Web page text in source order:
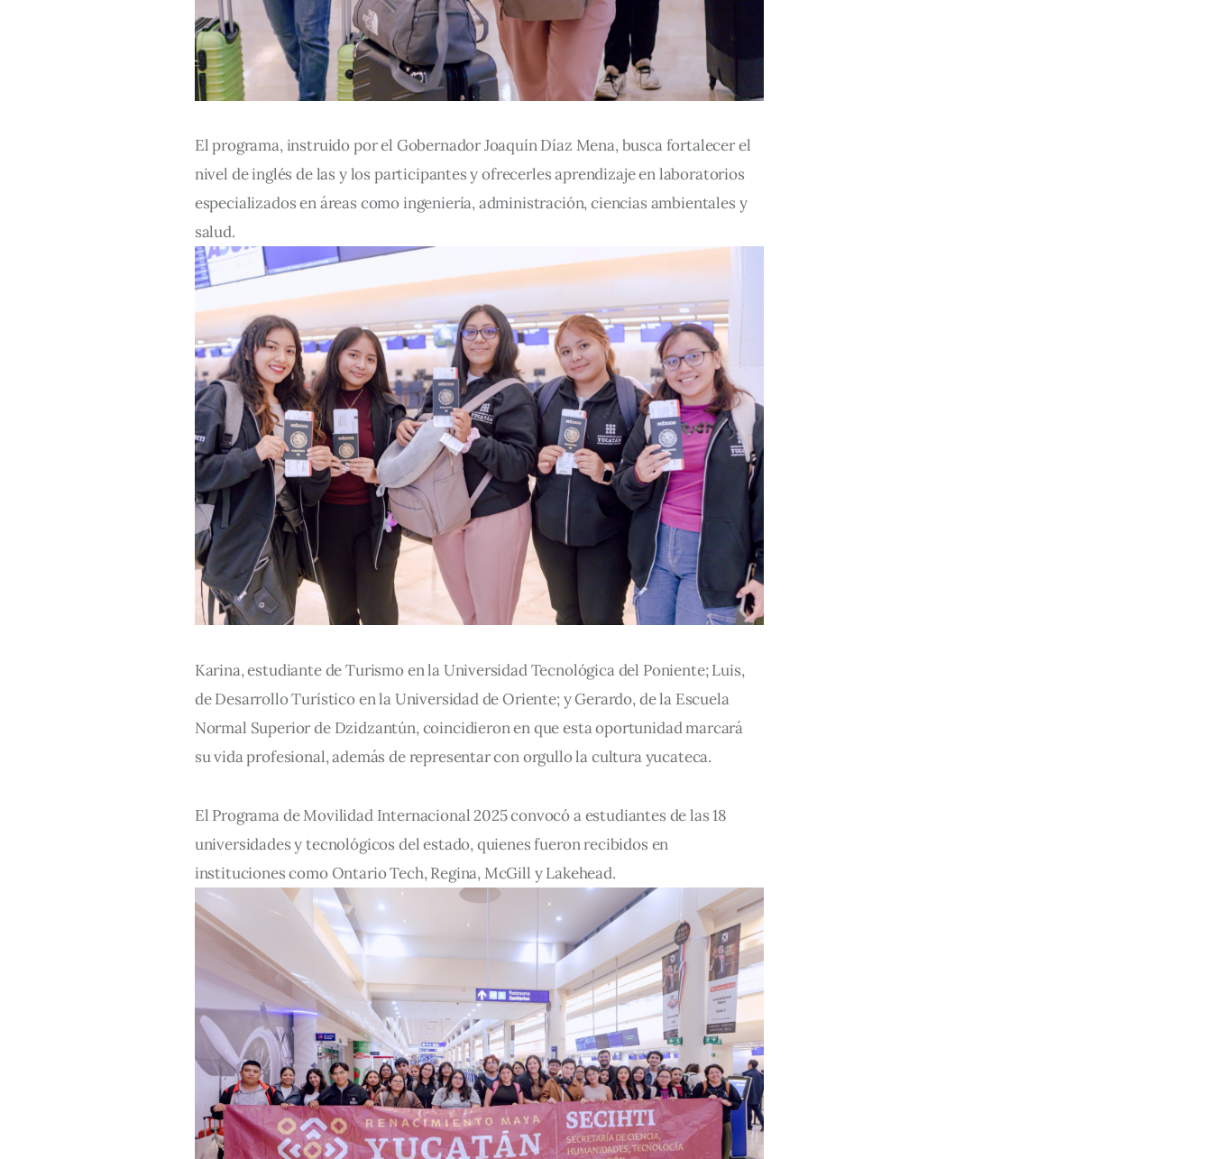
El programa, instruido por el Gobernador Joaquín Díaz Mena, busca fortalecer el
nivel de inglés de las y los participantes y ofrecerles aprendizaje en laboratorios
especializados en áreas como ingeniería, administración, ciencias ambientales y
salud.
Karina, estudiante de Turismo en la Universidad Tecnológica del Poniente; Luis,
de Desarrollo Turístico en la Universidad de Oriente; y Gerardo, de la Escuela
Normal Superior de Dzidzantún, coincidieron en que esta oportunidad marcará
su vida profesional, además de representar con orgullo la cultura yucateca.
El Programa de Movilidad Internacional 2025 convocó a estudiantes de las 18
universidades y tecnológicos del estado, quienes fueron recibidos en
instituciones como Ontario Tech, Regina, McGill y Lakehead.